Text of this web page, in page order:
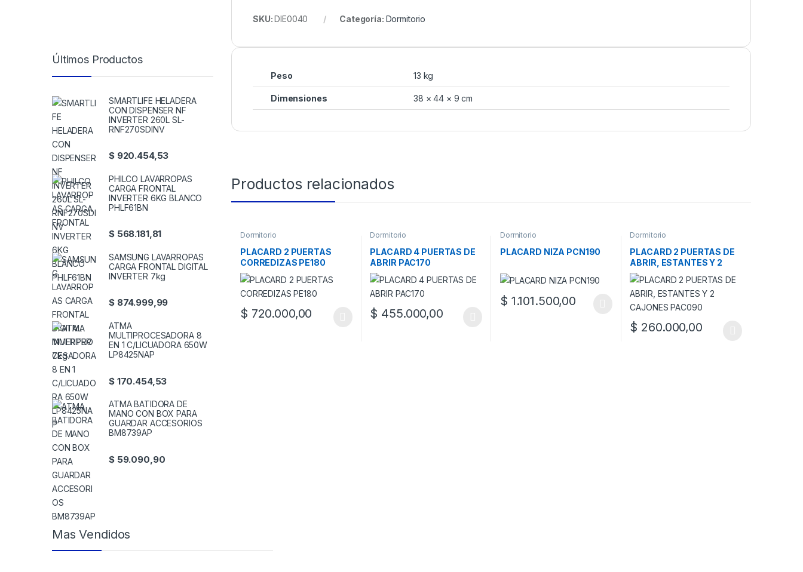
SKU:DIE0040 Categoría: Dormitorio
Peso 13 kg
Dimensiones 38 × 44 × 9 cm
Productos relacionados
Dormitorio
PLACARD 2 PUERTAS
CORREDIZAS PE180
$ 720.000,00
Este producto tiene múltiples variantes. Las opciones se pueden elegir en la página de producto
Dormitorio
PLACARD 4 PUERTAS DE
ABRIR PAC170
$ 455.000,00
Este producto tiene múltiples variantes. Las opciones se pueden elegir en la página de producto
Dormitorio
PLACARD NIZA PCN190
$ 1.101.500,00
Este producto tiene múltiples variantes. Las opciones se pueden elegir en la
Dormitorio
PLACARD 2 PUERTAS DE
ABRIR, ESTANTES Y 2
CAJONES PAC090
$ 260.000,00
Este producto tiene múltiples variantes.
Últimos Productos
SMARTLIFE HELADERA
CON DISPENSER NF
INVERTER 260L SL-
RNF270SDINV
$920.454,53
PHILCO LAVARROPAS
CARGA FRONTAL
INVERTER 6KG BLANCO
PHLF61BN
$568.181,81
SAMSUNG LAVARROPAS
CARGA FRONTAL DIGITAL
INVERTER 7kg
$874.999,99
ATMA
MULTIPROCESADORA 8
EN 1 C/LICUADORA 650W
LP8425NAP
$170.454,53
ATMA BATIDORA DE
MANO CON BOX PARA
GUARDAR ACCESORIOS
BM8739AP
$59.090,90
Mas Vendidos